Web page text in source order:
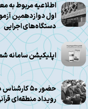
اطلاعیه مربوط به
اول دوازدهمین
دستگاه‌های اجرایی
اپلیکیشن سامانه
حضور ۵۰
رویداد منطقه‌ای